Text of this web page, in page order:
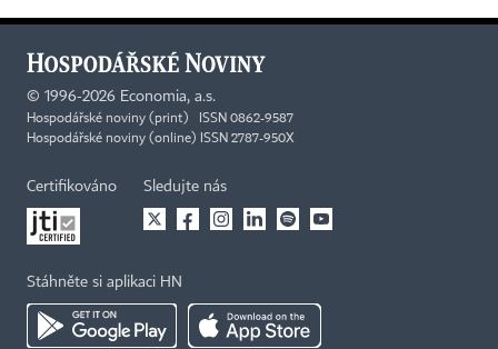
© 1996-2026 Economia, a.s.
Hospodářské noviny (print) ISSN 0862-9587
Hospodářské noviny (online) ISSN 2787-950X
Certifikováno Sledujte nás
Stáhněte si aplikaci HN